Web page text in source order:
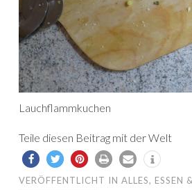
Lauchflammkuchen
Teile diesen Beitrag mit der Welt
VERÖFFENTLICHT IN ALLES, ESSEN